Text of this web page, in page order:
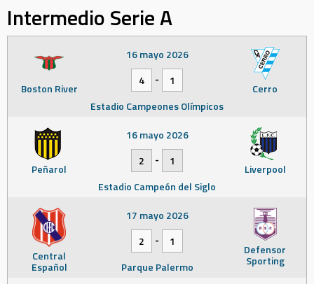
Intermedio Serie A
Boston River Cerro
16 mayo 2026
4
-
1
Estadio Campeones Olímpicos
Peñarol Liverpool
16 mayo 2026
2
-
1
Estadio Campeón del Siglo
Central
Español
Defensor
Sporting
17 mayo 2026
2
-
1
Parque Palermo